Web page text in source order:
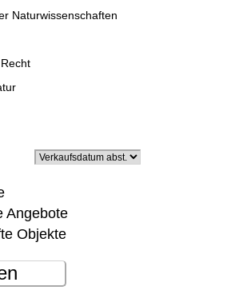
Naturwissenschaften
Angebote
Objekte